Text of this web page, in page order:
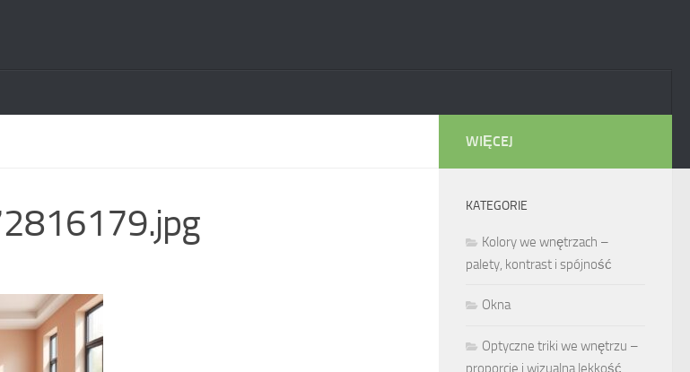
WIĘCEJ
KATEGORIE
Kolory we wnętrzach –
palety, kontrast i spójność
Okna
Optyczne triki we wnętrzu –
proporcje i wizualna lekkość